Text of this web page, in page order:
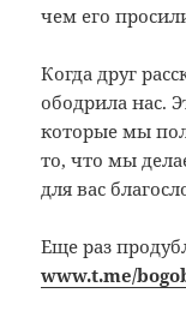
чем его
Когда друг
ободрила нас.
которые мы
то, что мы
для вас
Еще раз
www.t.me/